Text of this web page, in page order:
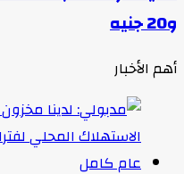
و20 جنيه
أهم الأخبار